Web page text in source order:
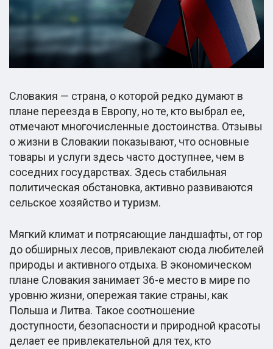
Словакия — страна, о которой редко думают в
плане переезда в Европу, но те, кто выбрал ее,
отмечают многочисленные достоинства. Отзывы
о жизни в Словакии показывают, что основные
товары и услуги здесь часто доступнее, чем в
соседних государствах. Здесь стабильная
политическая обстановка, активно развиваются
сельское хозяйство и туризм.
Мягкий климат и потрясающие ландшафты, от гор
до обширных лесов, привлекают сюда любителей
природы и активного отдыха. В экономическом
плане Словакия занимает 36-е место в мире по
уровню жизни, опережая такие страны, как
Польша и Литва. Такое соотношение
доступности, безопасности и природной красоты
делает ее привлекательной для тех, кто